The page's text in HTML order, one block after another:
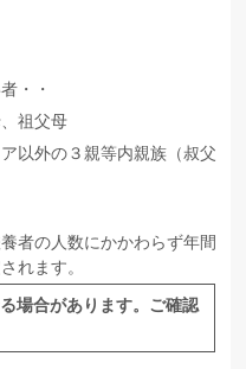
・・
祖父母
以外の３親等内親族（叔父
者の人数にかかわらず年間
れます。
場合があります。ご確認